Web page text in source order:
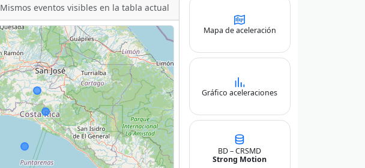
Mismos eventos visibles en la tabla actual
Mapa de aceleración
Gráfico aceleraciones
BD – CRSMD
Strong Motion